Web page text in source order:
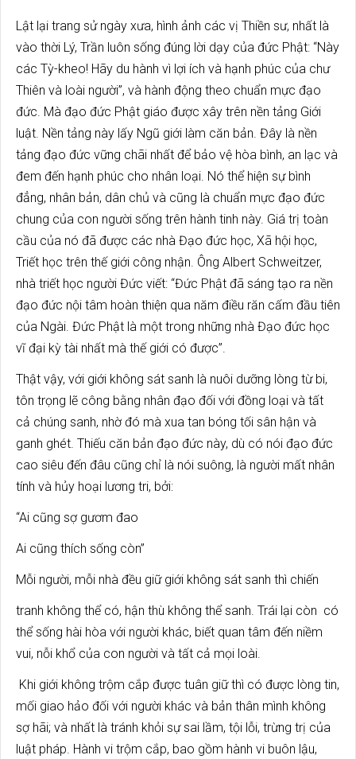
Lật lại trang sử ngày xưa, hình ảnh các vị Thiền sư, nhất là
vào thời Lý, Trần luôn sống đúng lời dạy của đức Phật: “Này
các Tỳ-kheo! Hãy du hành vì lợi ích và hạnh phúc của chư
Thiên và loài người”, và hành động theo chuẩn mực đạo
đức. Mà đạo đức Phật giáo được xây trên nền tảng Giới
luật. Nền tảng này lấy Ngũ giới làm căn bản. Đây là nền
tảng đạo đức vững chãi nhất để bảo vệ hòa bình, an lạc và
đem đến hạnh phúc cho nhân loại. Nó thể hiện sự bình
đẳng, nhân bản, dân chủ và cũng là chuẩn mực đạo đức
chung của con người sống trên hành tinh này. Giá trị toàn
cầu của nó đã được các nhà Đạo đức học, Xã hội học,
Triết học trên thế giới công nhận. Ông Albert Schweitzer,
nhà triết học người Đức viết: “Đức Phật đã sáng tạo ra nền
đạo đức nội tâm hoàn thiện qua năm điều răn cấm đầu tiên
của Ngài. Đức Phật là một trong những nhà Đạo đức học
vĩ đại kỳ tài nhất mà thế giới có được”.
Thật vậy, với giới không sát sanh là nuôi dưỡng lòng từ bi,
tôn trọng lẽ công bằng nhân đạo đối với đồng loại và tất
cả chúng sanh, nhờ đó mà xua tan bóng tối sân hận và
ganh ghét. Thiếu căn bản đạo đức này, dù có nói đạo đức
cao siêu đến đâu cũng chỉ là nói suông, là người mất nhân
tính và hủy hoại lương tri, bởi:
“Ai cũng sợ gươm đao
Ai cũng thích sống còn”
Mỗi người, mỗi nhà đều giữ giới không sát sanh thì chiến
tranh không thể có, hận thù không thể sanh. Trái lại còn có
thể sống hài hòa với người khác, biết quan tâm đến niềm
vui, nỗi khổ của con người và tất cả mọi loài.
Khi giới không trộm cắp được tuân giữ thì có được lòng tin,
mối giao hảo đối với người khác và bản thân mình không
sợ hãi; và nhất là tránh khỏi sự sai lầm, tội lỗi, trừng trị của
luật pháp. Hành vi trộm cắp, bao gồm hành vi buôn lậu,